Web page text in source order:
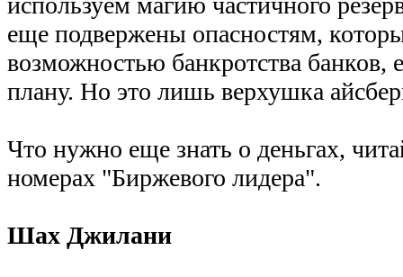
еще подвержены опасностям,
возможностью банкротства банков,
плану. Но это лишь верхушка
Что нужно еще знать о деньгах,
номерах "Биржевого лидера".
Шах Джилани